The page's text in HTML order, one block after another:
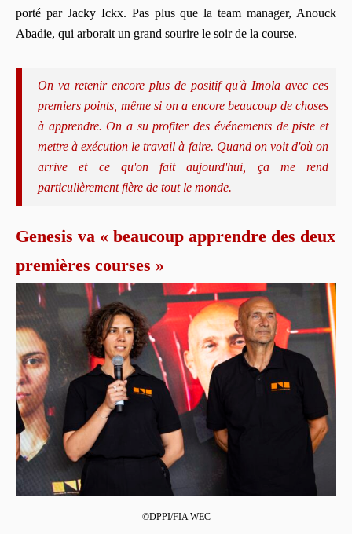
porté par Jacky Ickx. Pas plus que la team manager, Anouck
Abadie, qui arborait un grand sourire le soir de la course.
On va retenir encore plus de positif qu'à Imola avec ces
premiers points, même si on a encore beaucoup de choses
à apprendre. On a su profiter des événements de piste et
mettre à exécution le travail à faire. Quand on voit d'où on
arrive et ce qu'on fait aujourd'hui, ça me rend
particulièrement fière de tout le monde.
Genesis va « beaucoup apprendre des deux
premières courses »
©DPPI/FIA WEC